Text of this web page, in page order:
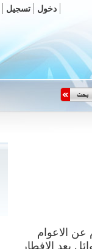
تسجيل دخول
عن الاعوام
من السوائل بعد الافطار